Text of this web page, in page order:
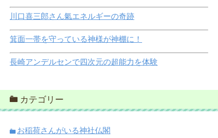
川口喜三郎さん氣エネルギーの奇跡
箕面一帯を守っている神様が神棚に！
長崎アンデルセンで四次元の超能力を体験
カテゴリー
お稲荷さんがいる神社仏閣